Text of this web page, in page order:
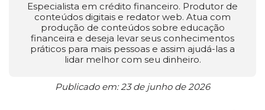
Especialista em crédito financeiro. Produtor de
conteúdos digitais e redator web. Atua com
produção de conteúdos sobre educação
financeira e deseja levar seus conhecimentos
práticos para mais pessoas e assim ajudá-las a
lidar melhor com seu dinheiro.
Publicado em: 23 de junho de 2026